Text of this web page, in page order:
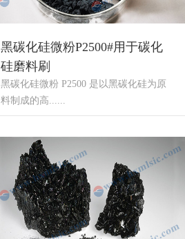
黑碳化硅微粉P2500#用于碳化
硅磨料刷
黑碳化硅微粉 P2500 是以黑碳化硅为原
料制成的高......